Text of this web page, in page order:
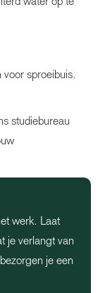
sproeibuis.
studiebureau
werk. Laat
je verlangt van
je een